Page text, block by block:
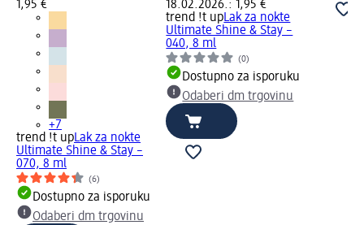
1,95 €
+7
trend !t upLak za nokte
Ultimate Shine & Stay –
070, 8 ml
(6)
Dostupno za isporuku
Odaberi dm trgovinu
18.02.2026.: 1,95 €
trend !t upLak za nokte
Ultimate Shine & Stay –
040, 8 ml
(0)
Dostupno za isporuku
Odaberi dm trgovinu